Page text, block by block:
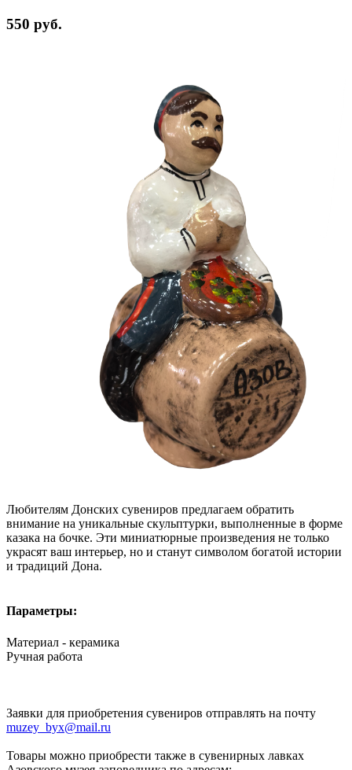
550 руб.
Любителям Донских сувениров предлагаем обратить
внимание на уникальные скульптурки, выполненные в форме
казака на бочке. Эти миниатюрные произведения не только
украсят ваш интерьер, но и станут символом богатой истории
и традиций Дона.
Параметры:
Материал - керамика
Ручная работа
Заявки для приобретения сувениров отправлять на почту
muzey_byx@mail.ru
Товары можно приобрести также в сувенирных лавках